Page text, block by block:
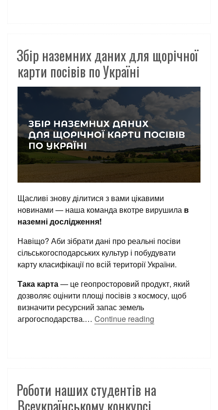
Збір наземних даних для щорічної
карти посівів по Україні
Щасливі знову ділитися з вами цікавими
новинами — наша команда вкотре вирушила в
наземні дослідження!
Навіщо? Аби зібрати дані про реальні посіви
сільськогосподарських культур і побудувати
карту класифікації по всій території України.
Така карта— це геопросторовий продукт, який
дозволяє оцінити площі посівів з космосу, щоб
визначити ресурсний запас земель
агрогосподарства.… Continue reading
Роботи наших студентів на
Всеукраїнському конкурсі